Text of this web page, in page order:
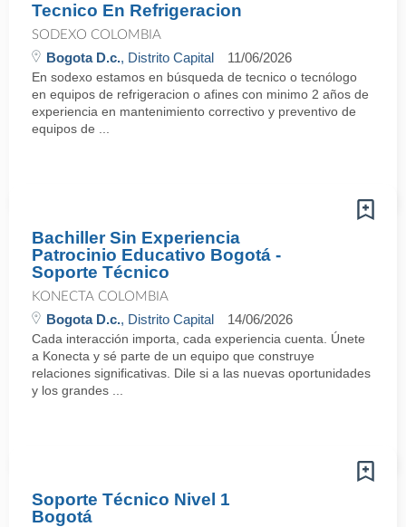
Tecnico En Refrigeracion
SODEXO COLOMBIA
Bogota D.c., Distrito Capital 11/06/2026
En sodexo estamos en búsqueda de tecnico o tecnólogo
en equipos de refrigeracion o afines con minimo 2 años de
experiencia en mantenimiento correctivo y preventivo de
equipos de ...
Bachiller Sin Experiencia
Patrocinio Educativo Bogotá -
Soporte Técnico
KONECTA COLOMBIA
Bogota D.c., Distrito Capital 14/06/2026
Cada interacción importa, cada experiencia cuenta. Únete
a Konecta y sé parte de un equipo que construye
relaciones significativas. Dile si a las nuevas oportunidades
y los grandes ...
Soporte Técnico Nivel 1
Bogotá